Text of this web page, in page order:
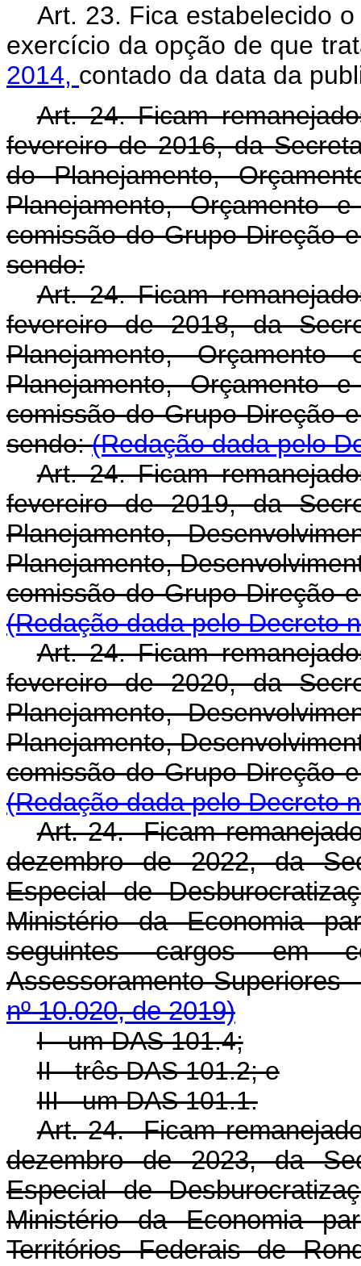
Art. 23. Fica estabelecido
exercício da opção de que
2014, contado da data da
Art. 24. Ficam
fevereiro de 2016, da
do Planejamento,
Planejamento, Orçamento
comissão do Grupo-Direção
sendo:
Art. 24. Ficam
fevereiro de 2018, da
Planejamento,
Planejamento, Orçamento
comissão do Grupo-Direção
sendo:(Redação dada pelo
Art. 24. Ficam
fevereiro de 2019, da
Planejamento,
Planejamento,
comissão do Grupo-Direção
(Redação dada pelo Decreto
Art. 24. Ficam
fevereiro de 2020, da
Planejamento,
Planejamento,
comissão do Grupo-Direção
(Redação dada pelo Decreto
Art. 24. Ficam
dezembro de 2022, da
Especial de
Ministério da Economia
seguintes cargos em
Assessoramento Superiores
nº 10.020, de 2019)
I - um DAS 101.4;
II - três DAS 101.2; e
III - um DAS 101.1.
Art. 24. Ficam
dezembro de 2023, da
Especial de
Ministério da Economia
Territórios Federais de